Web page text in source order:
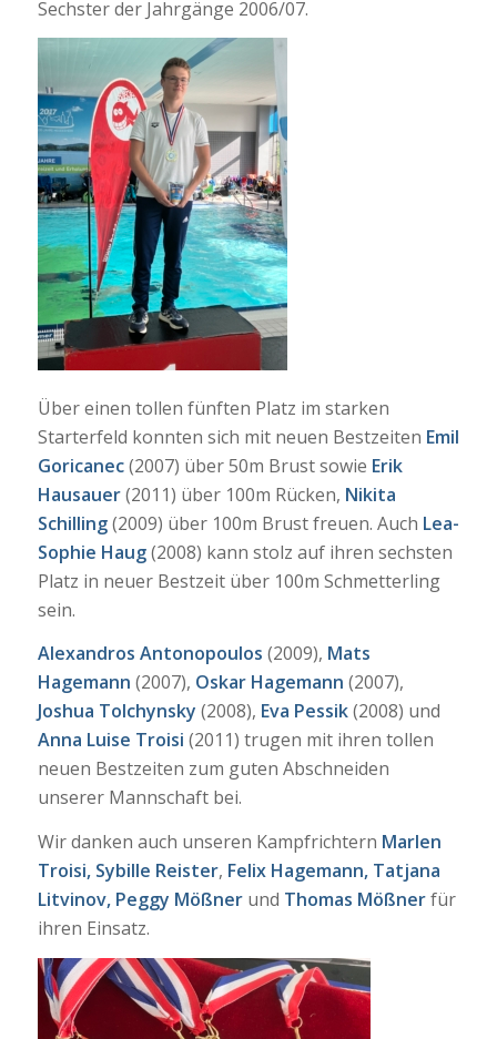
Sechster der Jahrgänge 2006/07.
Über einen tollen fünften Platz im starken
Starterfeld konnten sich mit neuen Bestzeiten Emil
Goricanec(2007) über 50m Brust sowie Erik
Hausauer(2011) über 100m Rücken, Nikita
Schilling(2009) über 100m Brust freuen. Auch Lea-
Sophie Haug(2008) kann stolz auf ihren sechsten
Platz in neuer Bestzeit über 100m Schmetterling
sein.
Alexandros Antonopoulos (2009), Mats
Hagemann (2007), Oskar Hagemann (2007),
Joshua Tolchynsky (2008), Eva Pessik(2008) und
Anna Luise Troisi (2011) trugen mit ihren tollen
neuen Bestzeiten zum guten Abschneiden
unserer Mannschaft bei.
Wir danken auch unseren Kampfrichtern Marlen
Troisi, Sybille Reister, Felix Hagemann, Tatjana
Litvinov, Peggy Mößnerund Thomas Mößnerfür
ihren Einsatz.